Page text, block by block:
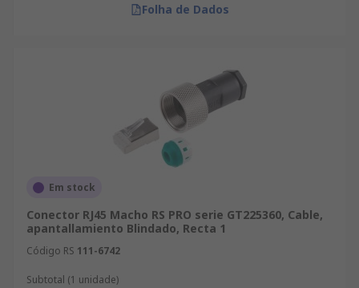
Folha de Dados
Em stock
Conector RJ45 Macho RS PRO serie GT225360, Cable,
apantallamiento Blindado, Recta 1
Código RS 111-6742
Subtotal (1 unidade)